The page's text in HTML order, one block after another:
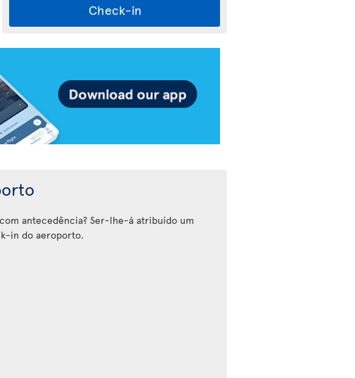
Check-in
antecedência? Ser-lhe-á atribuído um
in do aeroporto.